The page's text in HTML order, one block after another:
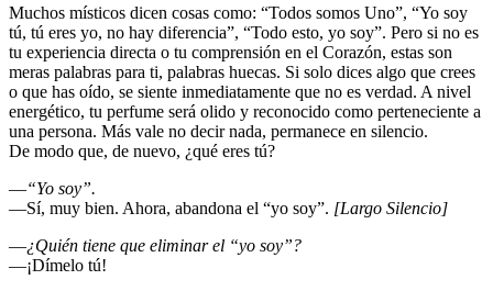
Muchos místicos dicen cosas como: “Todos somos Uno”, “Yo soy
tú, tú eres yo, no hay diferencia”, “Todo esto, yo soy”. Pero si no es
tu experiencia directa o tu comprensión en el Corazón, estas son
meras palabras para ti, palabras huecas. Si solo dices algo que crees
o que has oído, se siente inmediatamente que no es verdad. A nivel
energético, tu perfume será olido y reconocido como perteneciente a
una persona. Más vale no decir nada, permanece en silencio.
De modo que, de nuevo, ¿qué eres tú?
―“Yo soy”.
―Sí, muy bien. Ahora, abandona el “yo soy”. [Largo Silencio]
―¿Quién tiene que eliminar el “yo soy”?
―¡Dímelo tú!